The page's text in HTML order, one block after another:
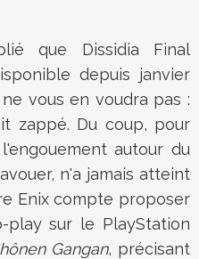
que Dissidia Final
depuis janvier
vous en voudra pas :
zappé. Du coup, pour
autour du
n'a jamais atteint
Enix compte proposer
play sur le PlayStation
Gangan, précisant